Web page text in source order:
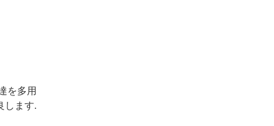
を多用
します.